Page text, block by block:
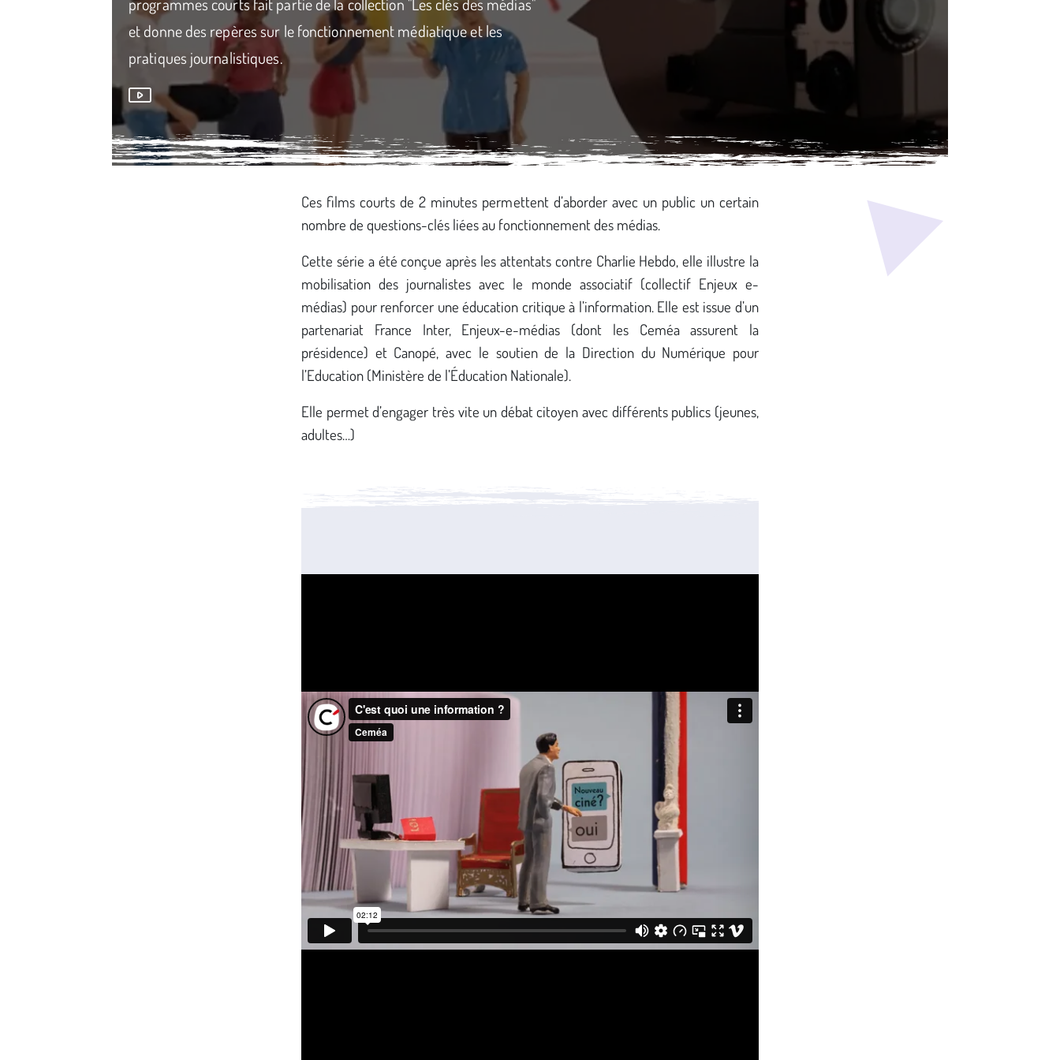
et donne des repères sur le fonctionnement médiatique et les
pratiques journalistiques.
Ces films courts de 2 minutes permettent d’aborder avec un public un certain
nombre de questions-clés liées au fonctionnement des médias.
Cette série a été conçue après les attentats contre Charlie Hebdo, elle illustre la
mobilisation des journalistes avec le monde associatif (collectif Enjeux e-
médias) pour renforcer une éducation critique à l’information. Elle est issue d’un
partenariat France Inter, Enjeux-e-médias (dont les Ceméa assurent la
présidence) et Canopé, avec le soutien de la Direction du Numérique pour
l’Education (Ministère de l’Éducation Nationale).
Elle permet d’engager très vite un débat citoyen avec différents publics (jeunes,
adultes…)